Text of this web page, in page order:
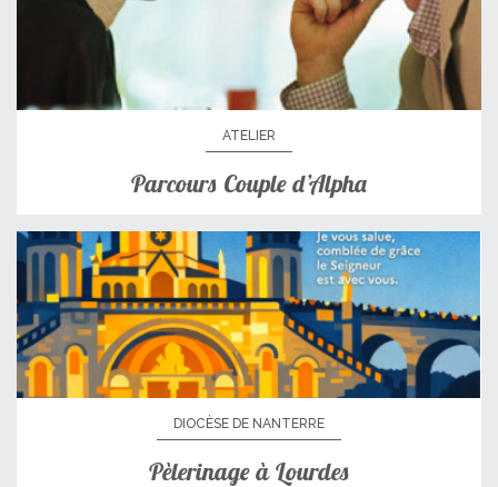
ATELIER
Parcours Couple d’Alpha
DIOCÈSE DE NANTERRE
Pèlerinage à Lourdes